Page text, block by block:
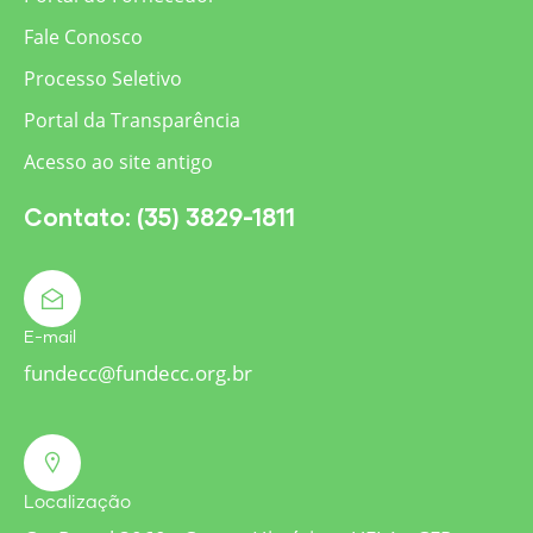
Fale Conosco
Processo Seletivo
Portal da Transparência
Acesso ao site antigo
Contato: (35) 3829-1811
E-mail
fundecc@fundecc.org.br
Localização